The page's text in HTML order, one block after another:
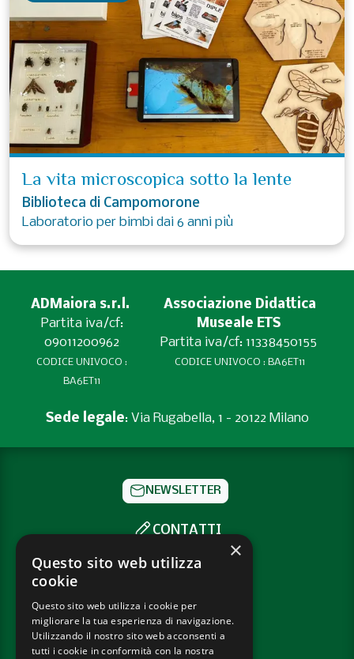
La vita microscopica sotto la lente
Biblioteca di Campomorone
Laboratorio per bimbi dai 6 anni più
ADMaiora s.r.l.
Partita iva/cf:
09011200962
CODICE UNIVOCO :
BA6ET11
Associazione Didattica
Museale ETS
Partita iva/cf: 11338450155
CODICE UNIVOCO : BA6ET11
Sede legale: Via Rugabella, 1 - 20122 Milano
NEWSLETTER
CONTATTI
SOCIAL
PRIVACY POLICY
COOKIE POLICY
×
Questo sito web utilizza
cookie
Questo sito web utilizza i cookie per
migliorare la tua esperienza di navigazione.
Utilizzando il nostro sito web acconsenti a
tutti i cookie in conformità con la nostra